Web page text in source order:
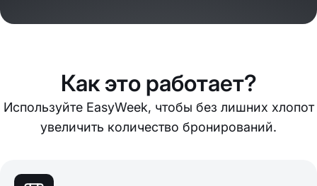
Как это работает?
Используйте EasyWeek, чтобы без лишних хлопот
увеличить количество бронирований.